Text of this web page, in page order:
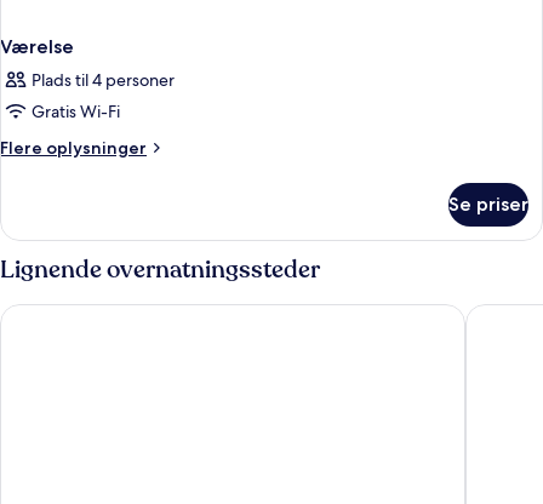
Værelse
Plads til 4 personer
Gratis Wi-Fi
Flere oplysninger
Flere
Se priser
Lignende overnatningssteder
Lagoas Park Hotel Holiday